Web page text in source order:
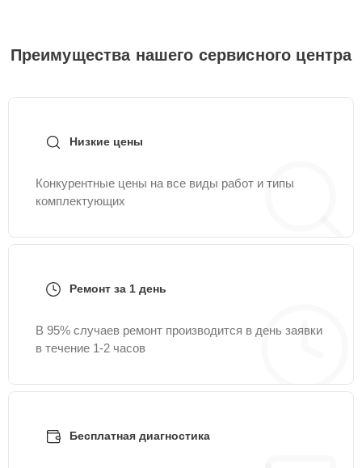
Преимущества нашего сервисного центра
Низкие цены
Конкурентные цены на все виды работ и типы
комплектующих
Ремонт за 1 день
В 95% случаев ремонт производится в день заявки
в течение 1-2 часов
Бесплатная диагностика